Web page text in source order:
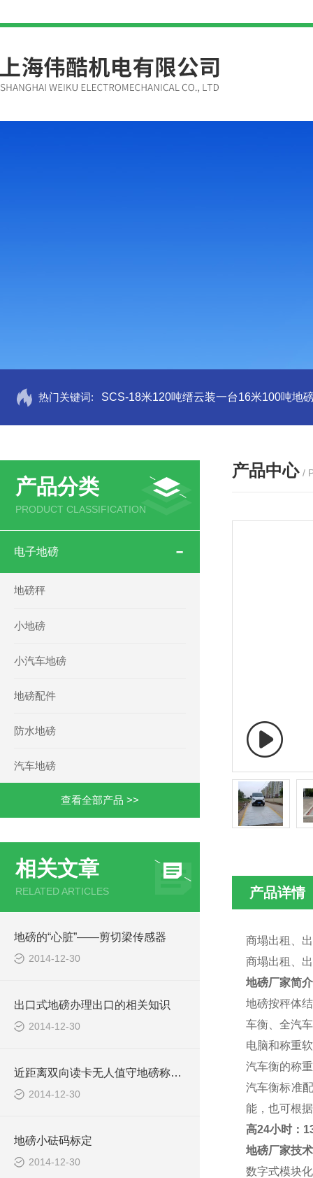
热门关键词: SCS-18米120吨缙云装一台16米100吨地
产品分类
PRODUCT CLASSIFICATION
电子地磅
地磅秤
小地磅
小汽车地磅
地磅配件
防水地磅
汽车地磅
查看全部产品 >>
相关文章
RELATED ARTICLES
地磅的“心脏”——剪切梁传感器
2014-12-30
出口式地磅办理出口的相关知识
2014-12-30
近距离双向读卡无人值守地磅称重系统报价清单
2014-12-30
地磅小砝码标定
2014-12-30
产品中心 /
产品详情
商塌出租、
商塌出租、
地磅厂家简
地磅按秤体
车衡、全汽
电脑和称重
汽车衡的称
汽车衡标准
能，也可根
高24小时：
地磅厂家技
数字式模块